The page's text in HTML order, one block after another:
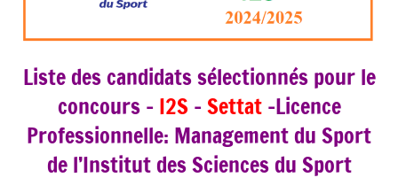
Liste des candidats sélectionnés pour le
concours – I2S–Settat-Licence
Professionnelle: Management du Sport
de l’Institut des Sciences du Sport